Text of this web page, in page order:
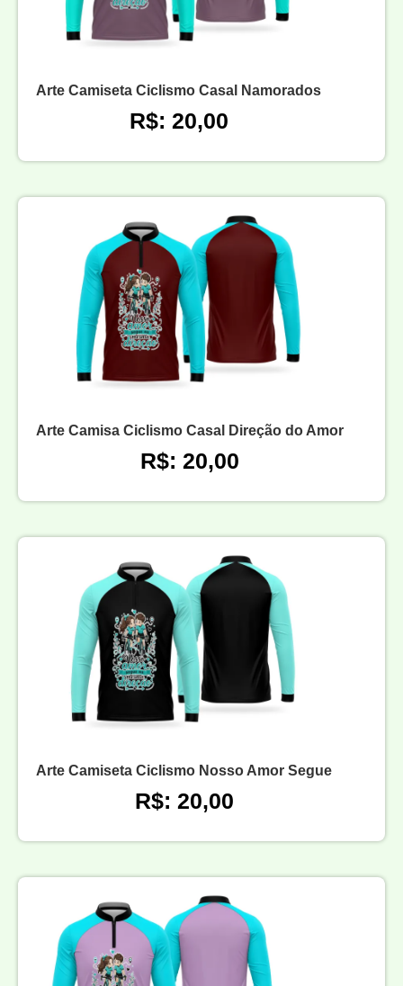
Arte Camiseta Ciclismo Casal Namorados
R$: 20,00
Arte Camisa Ciclismo Casal Direção do Amor
R$: 20,00
Arte Camiseta Ciclismo Nosso Amor Segue
R$: 20,00